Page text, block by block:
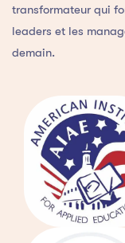
transformateur qui
leaders et les
demain.